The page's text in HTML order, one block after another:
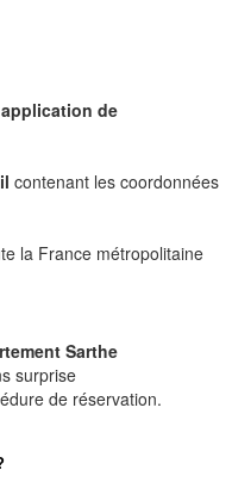
application de
contenant les coordonnées
la France métropolitaine
Sarthe
surprise
de réservation.